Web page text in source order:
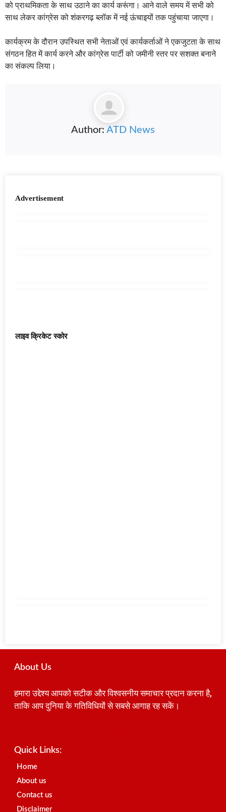
को प्राथमिकता के साथ उठाने का कार्य करूंगा। आने वाले समय में सभी को
साथ लेकर कांग्रेस को शंकरगढ़ ब्लॉक में नई ऊंचाइयों तक पहुंचाया जाएगा।
कार्यक्रम के दौरान उपस्थित सभी नेताओं एवं कार्यकर्ताओं ने एकजुटता के साथ
संगठन हित में कार्य करने और कांग्रेस पार्टी को जमीनी स्तर पर सशक्त बनाने
का संकल्प लिया।
Author: ATD News
Advertisement
लाइव क्रिकेट स्कोर
About Us
हमारा उद्देश्य आपको सटीक और विश्वसनीय समाचार प्रदान करना है,
ताकि आप दुनिया के गतिविधियों से सबसे आगाह रह सकें।
Quick Links:
Home
About us
Contact us
Disclaimer